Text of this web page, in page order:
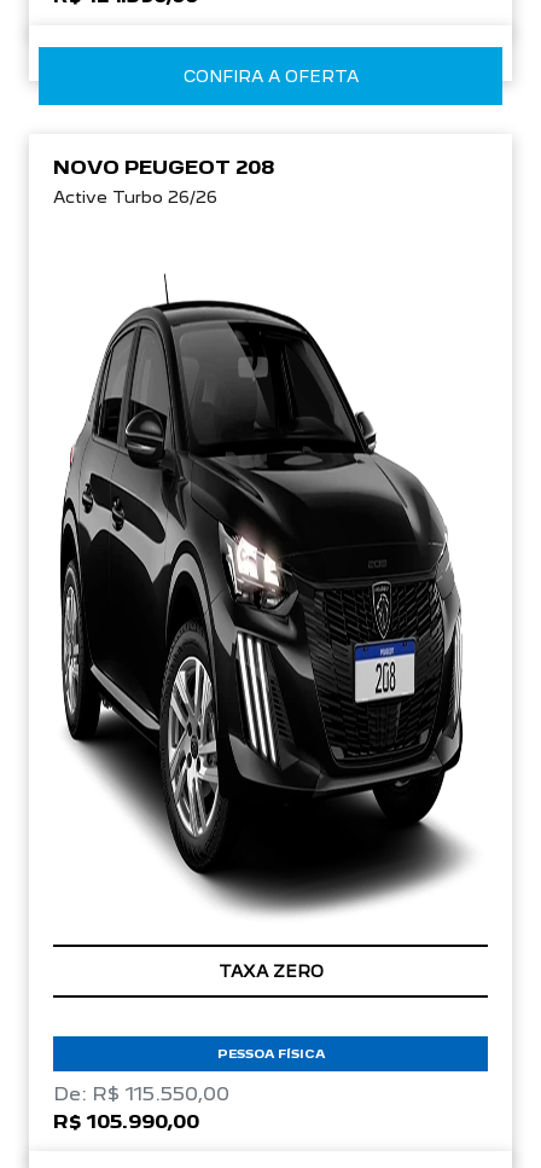
CONFIRA A OFERTA
NOVO PEUGEOT 208
Active Turbo 26/26
TAXA ZERO
PESSOA FÍSICA
De: R$ 115.550,00
R$ 105.990,00